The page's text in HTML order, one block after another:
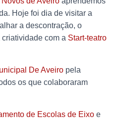
Hoje foi dia de visitar a
a descontração, o
com a Start-teatro
De Aveiro pela
os que colaboraram
de Escolas de Eixo e